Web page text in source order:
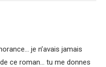
je n’avais jamais
ce roman… tu me donnes